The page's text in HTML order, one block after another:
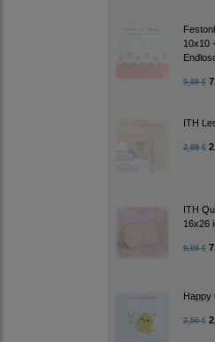
10x10
9,99 €
ITH
2,99 €
ITH
16x26
9,99 €
Happy
3,50 €